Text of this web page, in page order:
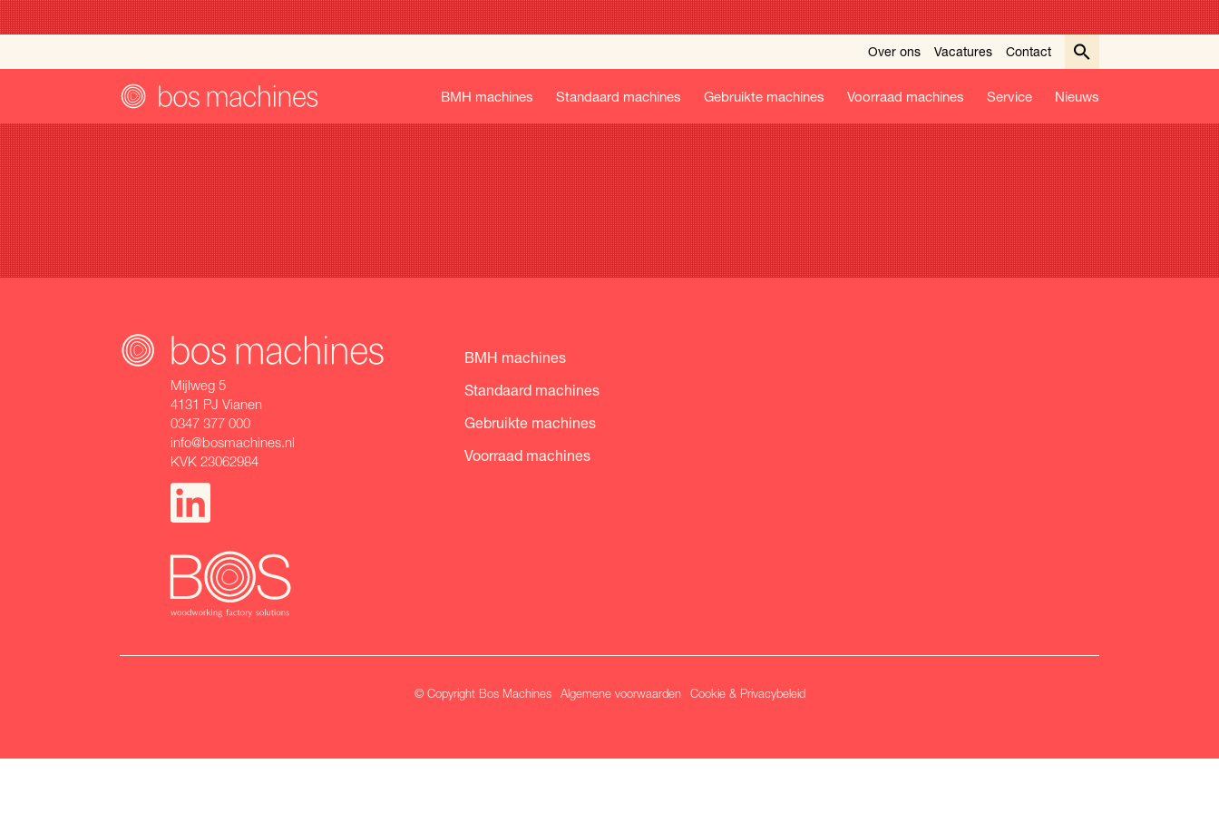
Over ons Vacatures Contact
BMH machines Standaard machines Gebruikte machines Voorraad machines Service Nieuws
Mijlweg 5
4131 PJ Vianen
0347 377 000
info@bosmachines.nl
KVK 23062984
BMH machines
Standaard machines
Gebruikte machines
Voorraad machines
© Copyright Bos Machines Algemene voorwaarden Cookie & Privacybeleid